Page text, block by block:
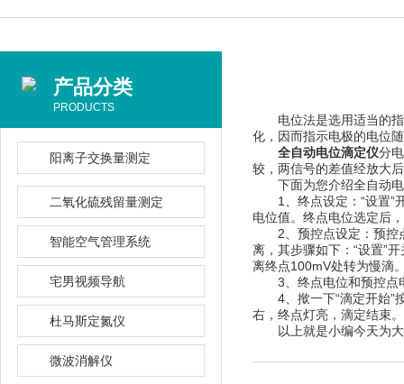
产品分类
PRODUCTS
阳离子交换量测定
二氧化硫残留量测定
智能空气管理系统
宅男视频导航
杜马斯定氮仪
微波消解仪
电位法是选用适当的指示
化，因而指示电极的电位随
全自动电位滴定仪分
较，两信号的差值经放大后
下面为您介绍全自动电位
1、终点设定：“设
电位值。终点电位选定后
2、预控点设定：预
离，其步骤如下：“设
离终点100mV处转为慢滴
3、终点电位和预控点电
4、揿一下“滴定开始”按
右，终点灯亮，滴定结束。
以上就是小编今天为大家